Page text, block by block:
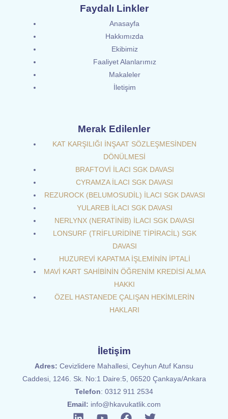
Faydalı Linkler
Anasayfa
Hakkımızda
Ekibimiz
Faaliyet Alanlarımız
Makaleler
İletişim
Merak Edilenler
KAT KARŞILIĞI İNŞAAT SÖZLEŞMESİNDEN
DÖNÜLMESİ
BRAFTOVİ İLACI SGK DAVASI
CYRAMZA İLACI SGK DAVASI
REZUROCK (BELUMOSUDİL) İLACI SGK DAVASI
YULAREB İLACI SGK DAVASI
NERLYNX (NERATİNİB) İLACI SGK DAVASI
LONSURF (TRİFLURİDİNE TİPİRACİL) SGK
DAVASI
HUZUREVİ KAPATMA İŞLEMİNİN İPTALİ
MAVİ KART SAHİBİNİN ÖĞRENİM KREDİSİ ALMA
HAKKI
ÖZEL HASTANEDE ÇALIŞAN HEKİMLERİN
HAKLARI
İletişim
Adres: Cevizlidere Mahallesi, Ceyhun Atuf Kansu
Caddesi, 1246. Sk. No:1 Daire:5, 06520 Çankaya/Ankara
Telefon: 0312 911 2534
Email: info@hkavukatlik.com